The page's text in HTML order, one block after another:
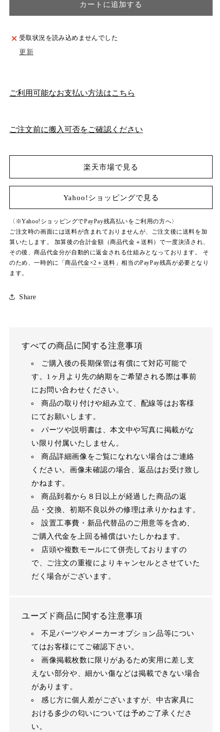
テ
ブ
数
減
テ
数
増
カートに追加する
受取状況を読み込めませんでした
更新
ご利用可能なお支払い方法はこちら
ご注文前に搬入可否をご確認ください
楽天市場で見る
Yahoo!ショッピングで見る
〈※Yahoo!ショッピングでPayPay残高払いをご利用の方へ〉
ご注文時の画面には送料が含まれておりませんが、ご注文後に送料を加
算いたします。 加算後の合計金額（商品代金＋送料）で一度決済され、
その後、商品代金分が自動的に返金される仕組みとなっております。 そ
のため、一時的に「商品代金×2＋送料 」相当のPayPay残高が必要となり
ます。
Share
すべての商品に関する注意事項
ご購入後の長期保管は有償にて対応可能で
す。1ヶ月より先の納期をご希望される際は事前
にお問い合わせください。
商品の取り付けや組み立て、配線等はお客様
にてお願いします。
パーツや説明書は、本文中や写真に掲載がな
い限り付属いたしません。
商品詳細画像をご覧になれない場合はご連絡
ください。画像未確認の場合、返品はお受け致し
かねます。
商品到着から８日以上が経過した商品の返
品・交換、初期不良以外の修理は承りかねます。
設置工事費・新品代替品のご用意等を含め、
ご購入代金を上回る補償はいたしかねます。
店頭や複数モールにて併売しておりますの
で、ご注文の重複によりキャンセルとさせていた
だく場合がございます。
ユーズド商品に関する注意事項
不足パーツやメーカーオプション品等につい
てはお客様にてご確認下さい。
画像掲載枚数に限りがあるため実用に差し支
えない部分や、細かい傷などは掲載できない場合
があります。
感じ方に個人差がございますが、中古家具に
おける多少の匂いについては予めご了承くださ
い。